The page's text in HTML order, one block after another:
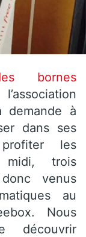
bornes
l’association
demande à
dans ses
les
midi, trois
venus
au
Nous
découvrir